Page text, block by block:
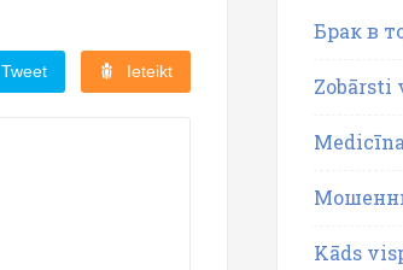
Tweet Ieteikt
Брак в
Medicīna
Kāds